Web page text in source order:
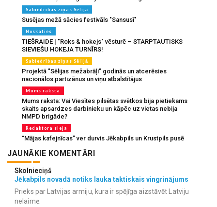
Sabiedrības ziņas Sēlijā
Susējas mežā sācies festivāls "Sansusī"
Noskaties
TIEŠRAIDE | "Roks & hokejs" vēsturē – STARPTAUTISKS
SIEVIEŠU HOKEJA TURNĪRS!
Sabiedrības ziņas Sēlijā
Projektā "Sēlijas mežabrāļi" godinās un atcerēsies
nacionālos partizānus un viņu atbalstītājus
Mums raksta
Mums raksta: Vai Viesītes pilsētas svētkos bija pietiekams
skaits apsardzes darbinieku un kāpēc uz vietas nebija
NMPD brigāde?
Redaktora sleja
“Mājas kafejnīcas” ver durvis Jēkabpils un Krustpils pusē
JAUNĀKIE KOMENTĀRI
Skolnieciņš
Jēkabpils novadā notiks lauka taktiskais vingrinājums
Prieks par Latvijas armiju, kura ir spējīga aizstāvēt Latviju
nelaimē.